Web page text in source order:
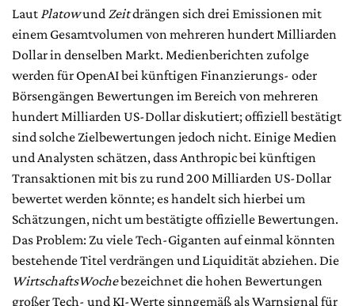
Laut Platowund Zeitdrängen sich drei Emissionen mit
einem Gesamtvolumen von mehreren hundert Milliarden
Dollar in denselben Markt. Medienberichten zufolge
werden für OpenAI bei künftigen Finanzierungs- oder
Börsengängen Bewertungen im Bereich von mehreren
hundert Milliarden US-Dollar diskutiert; offiziell bestätigt
sind solche Zielbewertungen jedoch nicht. Einige Medien
und Analysten schätzen, dass Anthropic bei künftigen
Transaktionen mit bis zu rund 200 Milliarden US-Dollar
bewertet werden könnte; es handelt sich hierbei um
Schätzungen, nicht um bestätigte offizielle Bewertungen.
Das Problem: Zu viele Tech-Giganten auf einmal könnten
bestehende Titel verdrängen und Liquidität abziehen. Die
WirtschaftsWochebezeichnet die hohen Bewertungen
großer Tech- und KI-Werte sinngemäß als Warnsignal für